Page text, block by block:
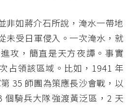
非如蔣介石所說，淹水一帶地
未受日軍侵入。一次淹水，就
攻，簡直是天方夜譚。事實
占領該區域。比如，1941 年
35 師團為策應長沙會戰，以
個騎兵大隊強渡黃泛區，2 天